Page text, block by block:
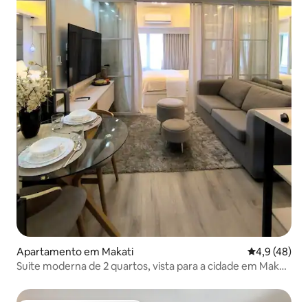
Apartamento em Makati
4,9 (48)
Suite moderna de 2 quartos, vista para a cidade em Makati